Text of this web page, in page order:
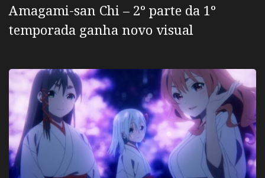
Amagami-san Chi – 2º parte da 1º
temporada ganha novo visual